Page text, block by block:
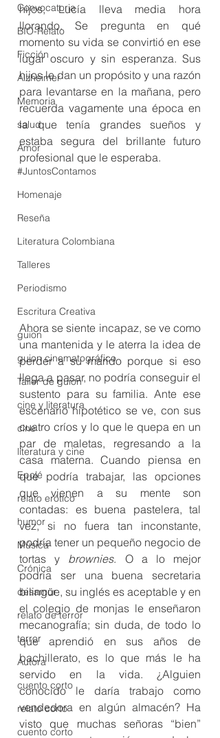
Convocatoria
BIO-Relato
Ficción
Alzheimer
Memoria
salud
Amor
#JuntosContamos
Homenaje
Reseña
Literatura Colombiana
Talleres
Periodismo
Escritura Creativa
guion
guion cinematográfico
Taller de guion
cine y literatura
cine
literatura y cine
Epojé
relato erótico
humor
Música
Crónica
desamor
relato de terror
terror
Autora
cuento corto
relato corto
cuento corto
hijos, Lucía lleva media hora
llorando. Se pregunta en qué
momento su vida se convirtió en ese
lugar oscuro y sin esperanza. Sus
hijos le dan un propósito y una razón
para levantarse en la mañana, pero
recuerda vagamente una época en
la que tenía grandes sueños y
estaba segura del brillante futuro
profesional que le esperaba.
Ahora se siente incapaz, se ve como
una mantenida y le aterra la idea de
perder a su marido porque si eso
llega a pasar, no podría conseguir el
sustento para su familia. Ante ese
escenario hipotético se ve, con sus
cuatro críos y lo que le quepa en un
par de maletas, regresando a la
casa materna. Cuando piensa en
qué podría trabajar, las opciones
que vienen a su mente son
contadas: es buena pastelera, tal
vez, si no fuera tan inconstante,
podría tener un pequeño negocio de
tortas y brownies. O a lo mejor
podría ser una buena secretaria
bilingüe, su inglés es aceptable y en
el colegio de monjas le enseñaron
mecanografía; sin duda, de todo lo
que aprendió en sus años de
bachillerato, es lo que más le ha
servido en la vida. ¿Alguien
conocido le daría trabajo como
vendedora en algún almacén? Ha
visto que muchas señoras “bien”